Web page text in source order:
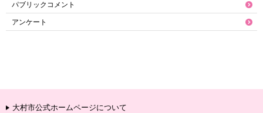
パブリックコメント
アンケート
大村市公式ホームページについて